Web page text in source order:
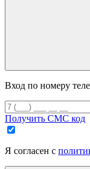
Вход по номеру
Получить СМС код
Я согласен с